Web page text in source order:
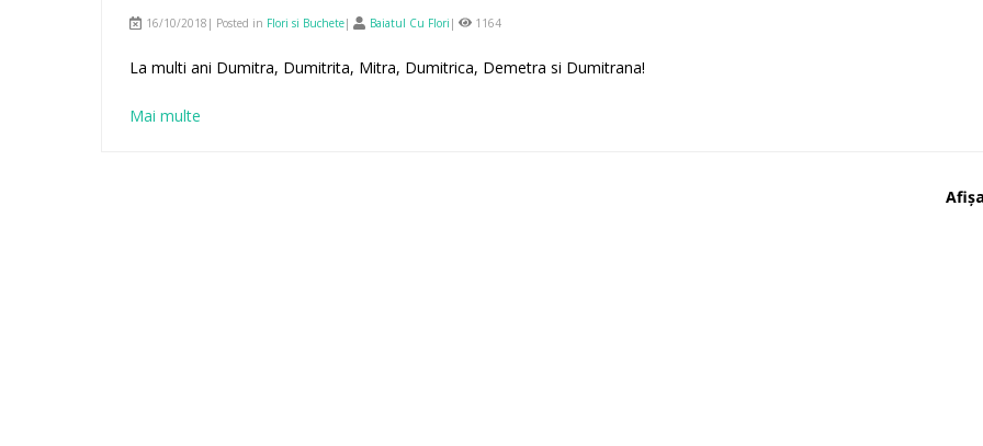
16/10/2018| Posted in Flori si Buchete| Baiatul Cu Flori | 1164
La multi ani Dumitra, Dumitrita, Mitra, Dumitrica, Demetra si Dumitrana!
Mai multe